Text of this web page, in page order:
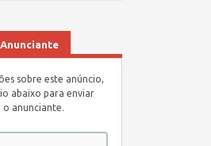
Anunciante
sobre este anúncio,
abaixo para enviar
o anunciante.